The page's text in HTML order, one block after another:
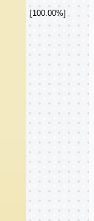
[100.00%]